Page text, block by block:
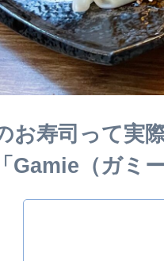
お寿司って実
Gamie（ガミ